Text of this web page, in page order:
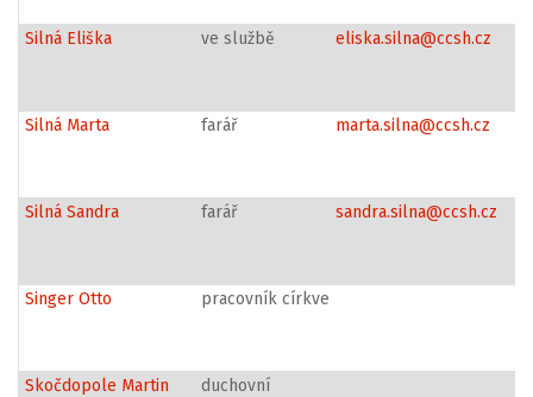
Silná Eliška ve službě eliska.silna@ccsh.cz
Silná Marta farář marta.silna@ccsh.cz
Silná Sandra farář sandra.silna@ccsh.cz
Singer Otto pracovník církve
Skočdopole Martin
duchovní